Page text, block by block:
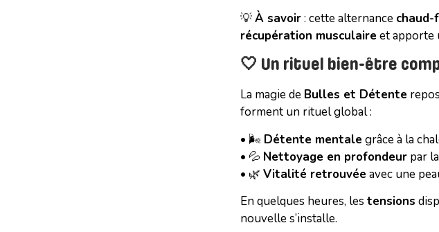
💡À savoir: cette alternance chaud-
récupération musculaire et apporte
🤍 Un rituel bien-être
La magie de Bulles et Détente
forment un rituel global :
• 🌬️ Détente mentale grâce à la
• 💦 Nettoyage en profondeurpar
• 🌿 Vitalité retrouvée avec une
En quelques heures, les tensions
nouvelle s’installe.